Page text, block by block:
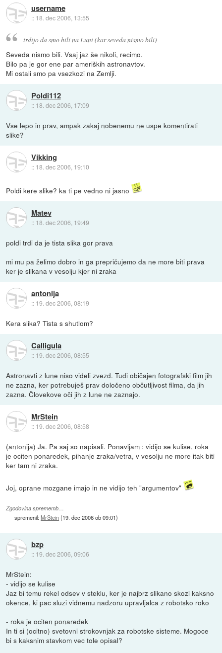
username
:: 18. dec 2006, 13:55
trdijo da smo bili na Luni (kar seveda nismo bili)
Seveda nismo bili. Vsaj jaz še nikoli, recimo.
Bilo pa je gor ene par ameriških astronavtov.
Mi ostali smo pa vsezkozi na Zemlji.
Poldi112
:: 18. dec 2006, 17:09
Vse lepo in prav, ampak zakaj nobenemu ne uspe komentirati
slike?
Vikking
:: 18. dec 2006, 19:10
Poldi kere slike? ka ti pe vedno ni jasno
Matev
:: 18. dec 2006, 19:49
poldi trdi da je tista slika gor prava
mi mu pa želimo dobro in ga prepričujemo da ne more biti prava
ker je slikana v vesolju kjer ni zraka
antonija
:: 19. dec 2006, 08:19
Kera slika? Tista s shutlom?
Calligula
:: 19. dec 2006, 08:55
Astronavti z lune niso videli zvezd. Tudi običajen fotografski film jih
ne zazna, ker potrebuješ prav določeno občutljivost filma, da jih
zazna. Človekove oči jih z lune ne zaznajo.
MrStein
:: 19. dec 2006, 08:58
(antonija) Ja. Pa saj so napisali. Ponavljam : vidijo se kulise, roka
je ociten ponaredek, pihanje zraka/vetra, v vesolju ne more itak biti
ker tam ni zraka.
Joj, oprane mozgane imajo in ne vidijo teh "argumentov"
Zgodovina sprememb…
spremenil:MrStein(19. dec 2006 ob 09:01)
bzp
:: 19. dec 2006, 09:06
MrStein:
- vidijo se kulise
Jaz bi temu rekel odsev v steklu, ker je najbrz slikano skozi kaksno
okence, ki pac sluzi vidnemu nadzoru upravljalca z robotsko roko
- roka je ociten ponaredek
In ti si (ocitno) svetovni strokovnjak za robotske sisteme. Mogoce
bi s kaksnim stavkom vec tole opisal?